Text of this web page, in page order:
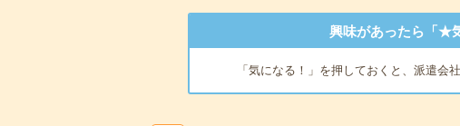
興味があったら「★
「気になる！」を押しておくと、派遣会